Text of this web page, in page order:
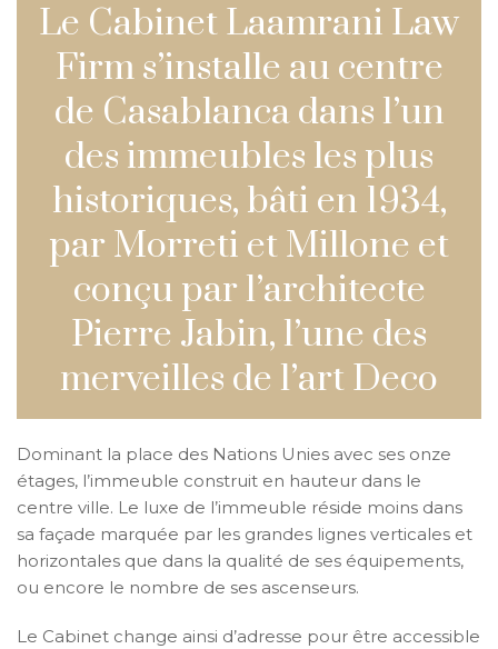
Le Cabinet Laamrani Law
Firm s’installe au centre
de Casablanca dans l’un
des immeubles les plus
historiques, bâti en 1934,
par Morreti et Millone et
conçu par l’architecte
Pierre Jabin, l’une des
merveilles de l’art Deco
Dominant la place des Nations Unies avec ses onze
étages, l’immeuble construit en hauteur dans le
centre ville. Le luxe de l’immeuble réside moins dans
sa façade marquée par les grandes lignes verticales et
horizontales que dans la qualité de ses équipements,
ou encore le nombre de ses ascenseurs.
Le Cabinet change ainsi d’adresse pour être accessible